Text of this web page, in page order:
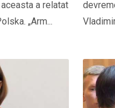
a relatat
„Arm...